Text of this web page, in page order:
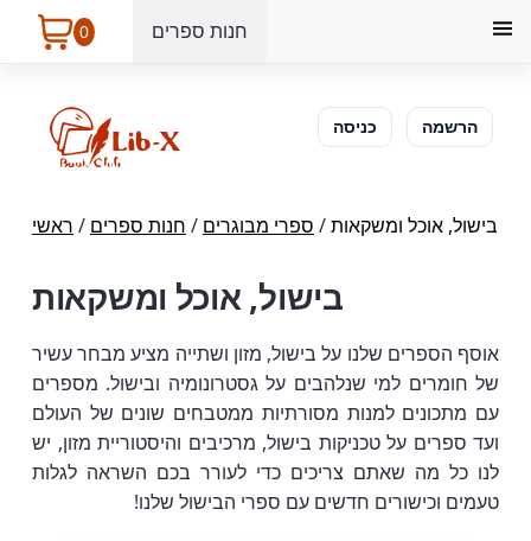
0 חנות ספרים
כניסה הרשמה
ראשי / חנות ספרים / ספרי מבוגרים /בישול, אוכל ומשקאות
בישול, אוכל ומשקאות
אוסף הספרים שלנו על בישול, מזון ושתייה מציע מבחר עשיר
של חומרים למי שנלהבים על גסטרונומיה ובישול. מספרים
עם מתכונים למנות מסורתיות ממטבחים שונים של העולם
ועד ספרים על טכניקות בישול, מרכיבים והיסטוריית מזון, יש
לנו כל מה שאתם צריכים כדי לעורר בכם השראה לגלות
טעמים וכישורים חדשים עם ספרי הבישול שלנו!